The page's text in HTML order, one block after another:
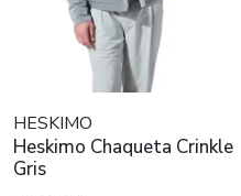
HESKIMO
Heskimo Chaqueta Crinkle
Gris